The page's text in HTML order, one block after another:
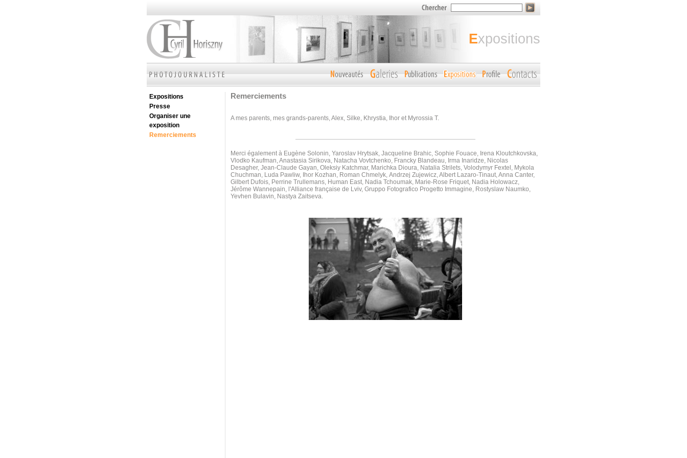
expositions
Expositions
Presse
Organiser une
exposition
Remerciements
Remerciements
A mes parents, mes grands-parents, Alex, Silke, Khrystia, Ihor et Myrossia T.
Merci également à Eugène Solonin, Yaroslav Hrytsak, Jacqueline Brahic, Sophie Fouace, Irena Kloutchkovska,
Vlodko Kaufman, Anastasia Sirikova, Natacha Vovtchenko, Francky Blandeau, Irma Inaridze, Nicolas
Desagher, Jean-Claude Gayan, Oleksiy Katchmar, Marichka Dioura, Natalia Strilets, Volodymyr Fextel, Mykola
Chuchman, Luda Pawliw, Ihor Kozhan, Roman Chmelyk, Andrzej Zujewicz, Albert Lazaro-Tinaut, Anna Canter,
Gilbert Dufois, Perrine Trullemans, Human East, Nadia Tchoumak, Marie-Rose Friquet, Nadia Holowacz,
Jérôme Wannepain, l'Alliance française de Lviv, Gruppo Fotografico Progetto Immagine, Rostyslaw Naumko,
Yevhen Bulavin, Nastya Zaitseva.